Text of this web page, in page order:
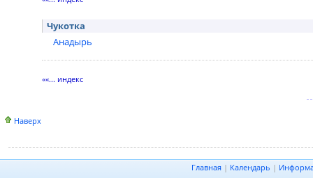
Чукотка
Анадырь
««... индекс
Наверх
Главная | Календарь |